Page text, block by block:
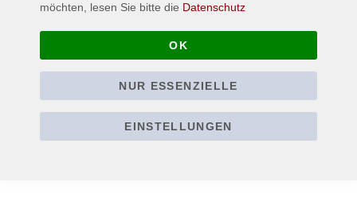
möchten, lesen Sie bitte die Datenschutz
OK
NUR ESSENZIELLE
EINSTELLUNGEN